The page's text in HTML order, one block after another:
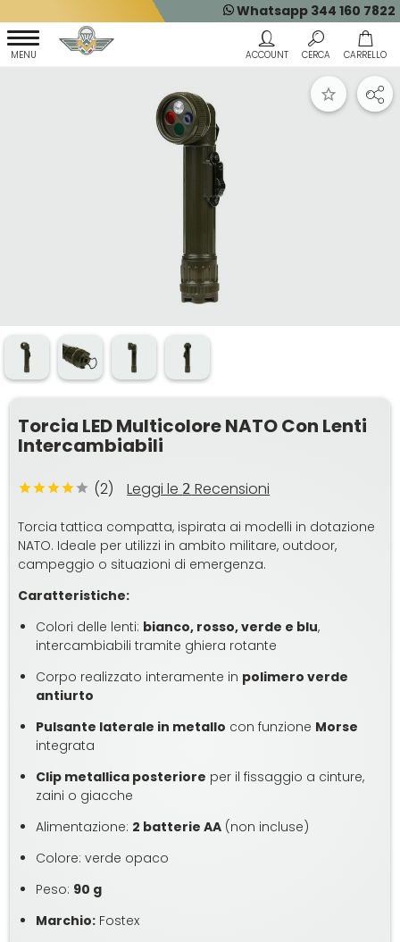
Whatsapp 344 160 7822
Torcia LED Multicolore NATO Con Lenti
Intercambiabili
(2) Leggi le 2 Recensioni
Torcia tattica compatta, ispirata ai modelli in dotazione
NATO. Ideale per utilizzi in ambito militare, outdoor,
campeggio o situazioni di emergenza.
Caratteristiche:
Colori delle lenti: bianco, rosso, verde e blu,
intercambiabili tramite ghiera rotante
Corpo realizzato interamente in polimero verde
antiurto
Pulsante laterale in metallo con funzione Morse
integrata
Clip metallica posteriore per il fissaggio a cinture,
zaini o giacche
Alimentazione: 2 batterie AA (non incluse)
Colore: verde opaco
Peso: 90 g
Marchio: Fostex